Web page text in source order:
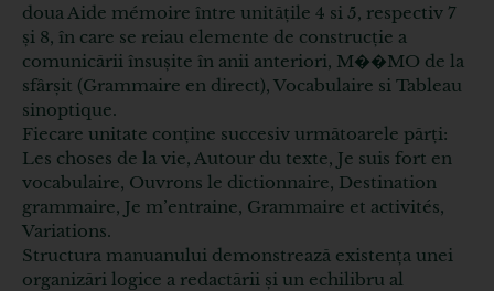
doua Aide mémoire între unitățile 4 si 5, respectiv 7
și 8, în care se reiau elemente de construcție a
comunicării însușite în anii anteriori, M��MO de la
sfârșit (Grammaire en direct), Vocabulaire si Tableau
sinoptique.
Fiecare unitate conține succesiv următoarele părți:
Les choses de la vie, Autour du texte, Je suis fort en
vocabulaire, Ouvrons le dictionnaire, Destination
grammaire, Je m’entraine, Grammaire et activités,
Variations.
Structura manuanului demonstrează existența unei
organizări logice a redactării și un echilibru al